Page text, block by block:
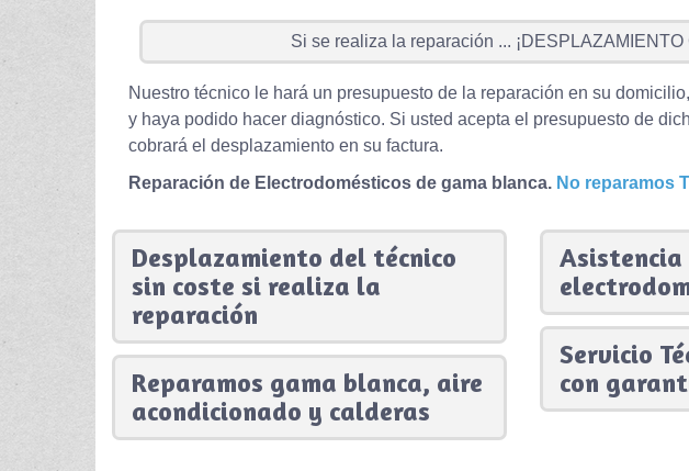
Si se realiza la reparación ... ¡DESPLAZAMIENTO
Nuestro técnico le hará un presupuesto de la reparación en su
y haya podido hacer diagnóstico. Si usted acepta el presupuesto de
cobrará el desplazamiento en su factura.
Reparación de Electrodomésticos de gama blanca. No reparamos
Desplazamiento del técnico
sin coste si realiza la
reparación
Reparamos gama blanca, aire
acondicionado y calderas
Asistencia
Servicio
con